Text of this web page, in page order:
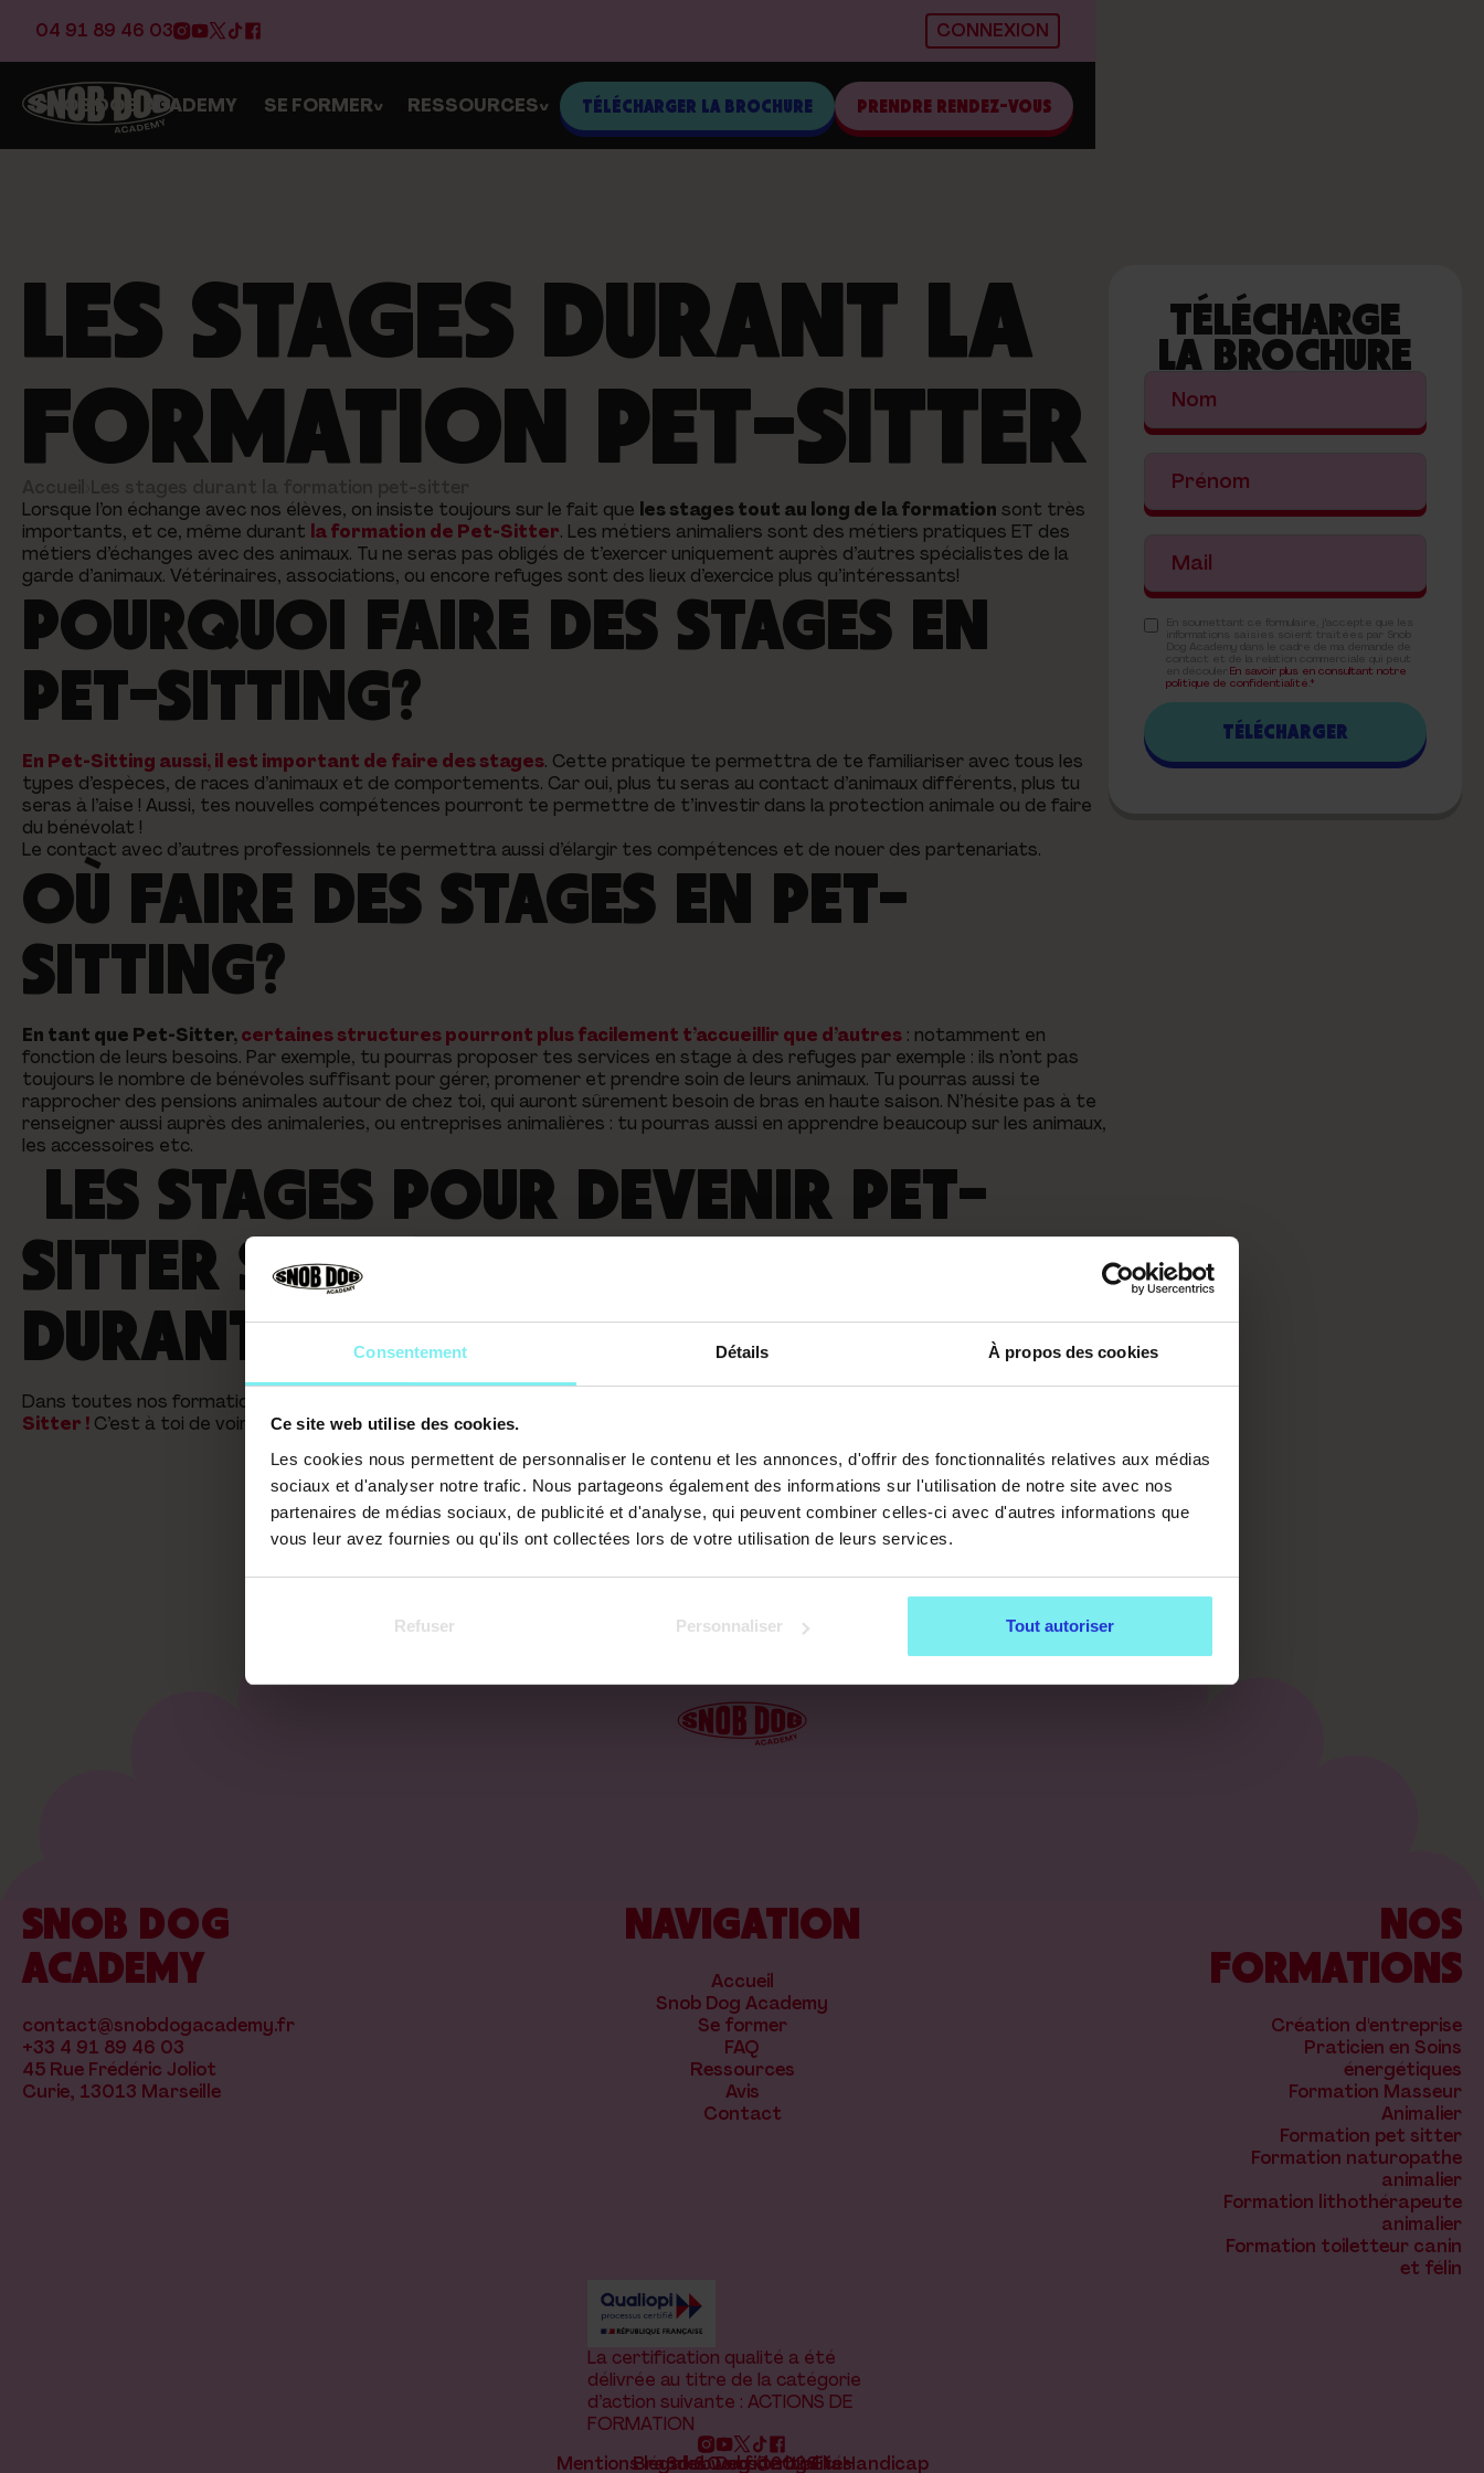
Consentement Détails À propos des cookies
Ce site web utilise des cookies.
Les cookies nous permettent de personnaliser le contenu et les annonces, d'offrir des fonctionnalités relatives aux médias
sociaux et d'analyser notre trafic. Nous partageons également des informations sur l'utilisation de notre site avec nos
partenaires de médias sociaux, de publicité et d'analyse, qui peuvent combiner celles-ci avec d'autres informations que
vous leur avez fournies ou qu'ils ont collectées lors de votre utilisation de leurs services.
Refuser Personnaliser Tout autoriser
04 91 89 46 03 CONNEXION
SNOB DOG ACADEMY SE FORMER> RESSOURCES> TÉLÉCHARGER LA BROCHURE PRENDRE RENDEZ-VOUS
LES STAGES DURANT LA
FORMATION PET-SITTER
Lorsque l’on échange avec nos élèves, on insiste toujours sur le fait que les stages tout au long de la formation sont très
importants, et ce, même durant la formation de Pet-Sitter. Les métiers animaliers sont des métiers pratiques ET des
métiers d’échanges avec des animaux. Tu ne seras pas obligés de t’exercer uniquement auprès d’autres spécialistes de la
garde d’animaux. Vétérinaires, associations, ou encore refuges sont des lieux d’exercice plus qu’intéressants!
POURQUOI FAIRE DES STAGES EN
PET-SITTING?
En Pet-Sitting aussi, il est important de faire des stages. Cette pratique te permettra de te familiariser avec tous les
types d’espèces, de races d’animaux et de comportements. Car oui, plus tu seras au contact d’animaux différents, plus tu
seras à l’aise ! Aussi, tes nouvelles compétences pourront te permettre de t’investir dans la protection animale ou de faire
du bénévolat !
Le contact avec d’autres professionnels te permettra aussi d’élargir tes compétences et de nouer des partenariats.
OÙ FAIRE DES STAGES EN PET-
SITTING?
En tant que Pet-Sitter,certaines structures pourront plus facilement t’accueillir que d’autres : notamment en
fonction de leurs besoins. Par exemple, tu pourras proposer tes services en stage à des refuges par exemple : ils n’ont pas
toujours le nombre de bénévoles suffisant pour gérer, promener et prendre soin de leurs animaux. Tu pourras aussi te
rapprocher des pensions animales autour de chez toi, qui auront sûrement besoin de bras en haute saison. N’hésite pas à te
renseigner aussi auprès des animaleries, ou entreprises animalières : tu pourras aussi en apprendre beaucoup sur les animaux,
les accessoires etc.
LES STAGES POUR DEVENIR PET-
SITTER SONT-ILS OBLIGATOIRES
DURANT MA FORMATION?
Dans toutes nos formations,
Sitter ! C’est à toi de voir !
TÉLÉCHARGE
LA BROCHURE
En savoir plus en consultant notre
politique de confidentialité.*
SNOB DOG
ACADEMY
contact@snobdogacademy.fr
+33 4 91 89 46 03
45 Rue Frédéric Joliot
Curie, 13013 Marseille
NAVIGATION
Accueil
Snob Dog Academy
Se former
FAQ
Ressources
Avis
Contact
NOS
FORMATIONS
Création d'entreprise
Praticien en Soins
énergétiques
Formation Masseur
Animalier
Formation pet sitter
Formation naturopathe
animalier
Formation lithothérapeute
animalier
Formation toiletteur canin
et félin
La certification qualité a été
délivrée au titre de la catégorie
d’action suivante : ACTIONS DE
FORMATION
Snob Dog ©2026
Mentions légalesConfidentialitéHandicap
Brand & website by Elias